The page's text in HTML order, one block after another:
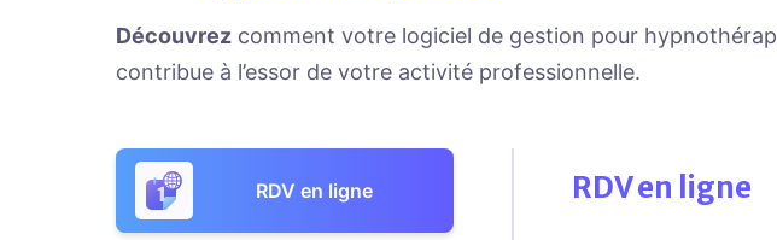
Découvrez comment votre logiciel de gestion pour
contribue à l’essor de votre activité professionnelle.
RDV en ligne RDV en ligne